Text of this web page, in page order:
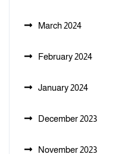
March 2024
February 2024
January 2024
December 2023
November 2023